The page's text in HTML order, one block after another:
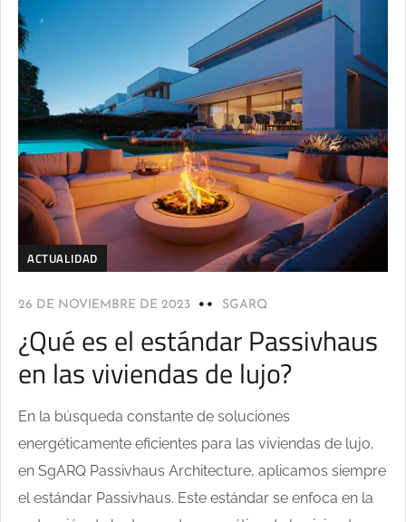
ACTUALIDAD
26 DE NOVIEMBRE DE 2023 SGARQ
¿Qué es el estándar Passivhaus
en las viviendas de lujo?
En la búsqueda constante de soluciones
energéticamente eficientes para las viviendas de lujo,
en SgARQ Passivhaus Architecture, aplicamos siempre
el estándar Passivhaus. Este estándar se enfoca en la